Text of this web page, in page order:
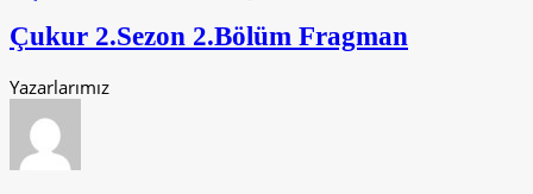
Çukur 2.Sezon 2.Bölüm Fragman
Yazarlarımız